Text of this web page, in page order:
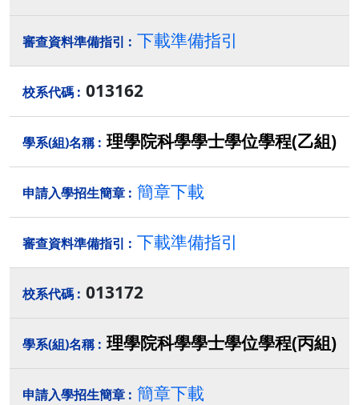
下載準備指引
013162
理學院科學學士學位學程(乙組)
簡章下載
下載準備指引
013172
理學院科學學士學位學程(丙組)
簡章下載